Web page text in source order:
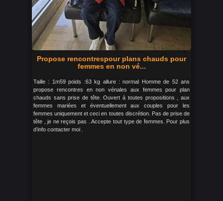
Propose rencontrespour plans chauds pour
femmes en non vé...
Taille : 1m59 poids :63 kg allure : normal Homme de 52 ans
propose rencontres en non vénales aux femmes pour plan
chauds sans prise de tête. Ouvert à toutes propositions , aux
femmes mariées et éventuellement aux couples pour les
femmes uniquement et ceci en toutes discrétion. Pas de prise de
tête , je ne reçois pas . Accepte tout type de femmes. Pour plus
d’info contacter moi .